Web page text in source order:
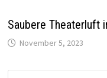
Saubere Theaterluft
November 5, 2023